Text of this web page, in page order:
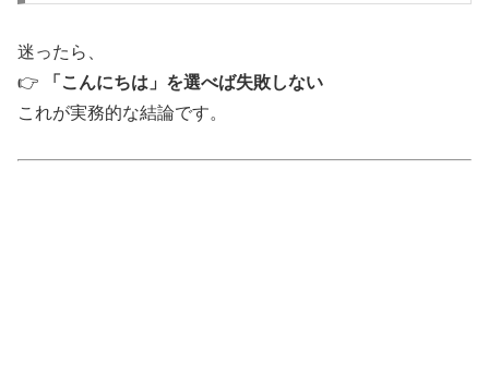
迷ったら、
👉
「こんにちは」を選べば失敗しない
これが実務的な結論です。